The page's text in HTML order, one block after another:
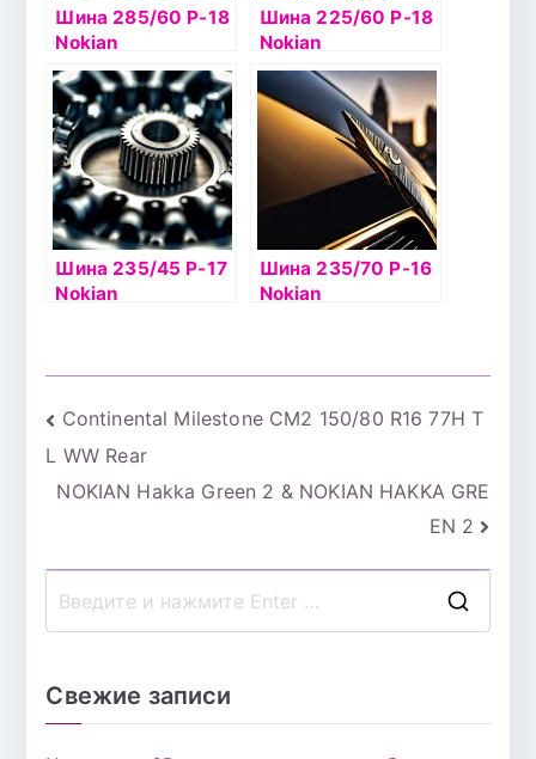
Шина 285/60 Р-18
Nokian
Hakkapelitta 7 SUV
116T б/к шип
Шина 225/60 Р-18
Nokian
Hakkapelitta 8 SUV
XL 104T шип
Шина 235/45 Р-17
Nokian
Шина 235/70 Р-16
Nokian
Навигация
по
Continental Milestone CM2 150/80 R16 77H T
L WW Rear
NOKIAN Hakka Green 2 & NOKIAN HAKKA GRE
EN 2
Свежие записи